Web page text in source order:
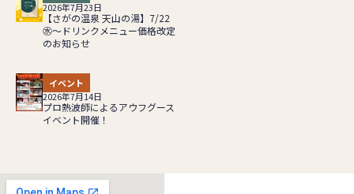
2026年7月23日
【さがの温泉 天山の湯】7/22
㊌～ドリンクメニュー価格改定
のお知らせ
イベント
2026年7月14日
プロ熱波師によるアウフグース
イベント開催！